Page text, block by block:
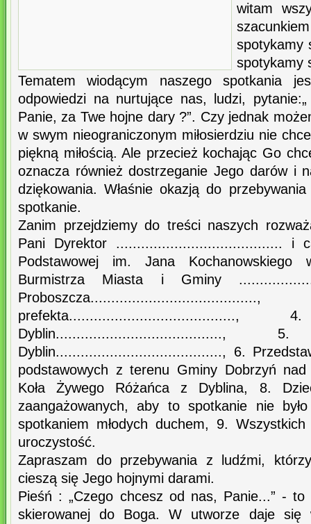
witam
spotykamy
spotykamy
Tematem wiodącym naszego spotkania
odpowiedzi na nurtujące nas, ludzi,
Panie, za Twe hojne dary ?”. Czy jednak
w swym nieograniczonym miłosierdziu nie
piękną miłością. Ale przecież kochając Go
oznacza również dostrzeganie Jego darów i
dziękowania. Właśnie okazją do
spotkanie.
Zanim przejdziemy do treści naszych
Pani Dyrektor ........................................ i
Podstawowej im. Jana
Burmistrza Miasta i Gminy
Dyblin........................................, 6.
podstawowych z terenu Gminy Dobrzyń nad
Koła Żywego Różańca z Dyblina, 8.
zaangażowanych, aby to spotkanie nie
spotkaniem młodych duchem, 9.
uroczystość.
Zapraszam do przebywania z ludźmi,
cieszą się Jego hojnymi darami.
Pieśń : „Czego chcesz od nas, Panie...” - to
skierowanej do Boga. W utworze daje się